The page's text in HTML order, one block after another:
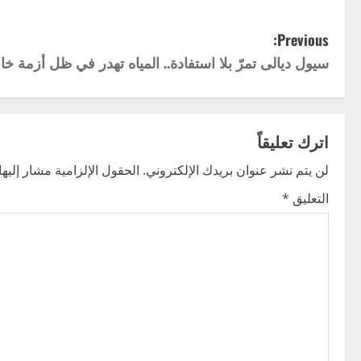
P
o
t
n
a
Previous:
سيول ديالى تمرّ بلا استفادة.. المياه تهدر في ظل أزمة
اترك تعليقاً
لن يتم نشر عنوان بريدك الإلكتروني. الحقول الإلزامية مشار
التعليق *